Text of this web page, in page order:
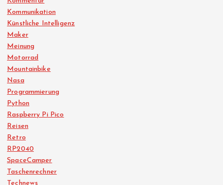
Kommunikation
Künstliche Intelligenz
Maker
Meinung
Motorrad
Mountainbike
Nasa
Programmierung
Python
Raspberry Pi Pico
Reisen
Retro
RP2040
SpaceCamper
Taschenrechner
Technews